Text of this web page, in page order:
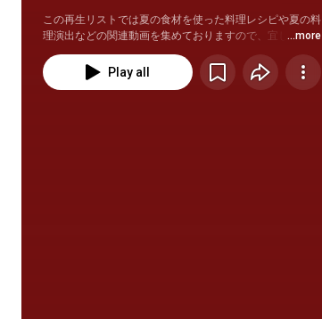
この再生リストでは夏の食材を使った料理レシピや夏の料
理演出などの関連動画を集めておりますので、宜しければ
ご活用ください。
...more
Play all